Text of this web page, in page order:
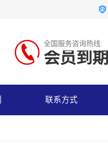
全国服务咨询热线:
会员到期
联系方式